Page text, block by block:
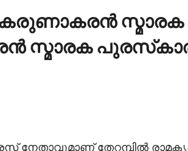
സ്മാരക
സ്മാരക
നേതാവുമാണ് തേറമ്പില്‍